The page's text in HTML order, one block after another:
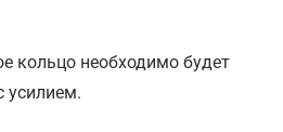
кольцо необходимо будет
усилием.